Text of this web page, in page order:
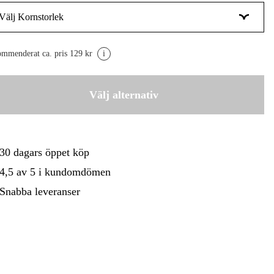
Hem & Fritid Kampanjer
Kornstorlek
105 kr
115 kr
115 kr
105 kr
240
ca. pris 129 kr i
Välj alternativ
30 dagars öppet köp
4,5 av 5 i kundomdömen
Snabba leveranser